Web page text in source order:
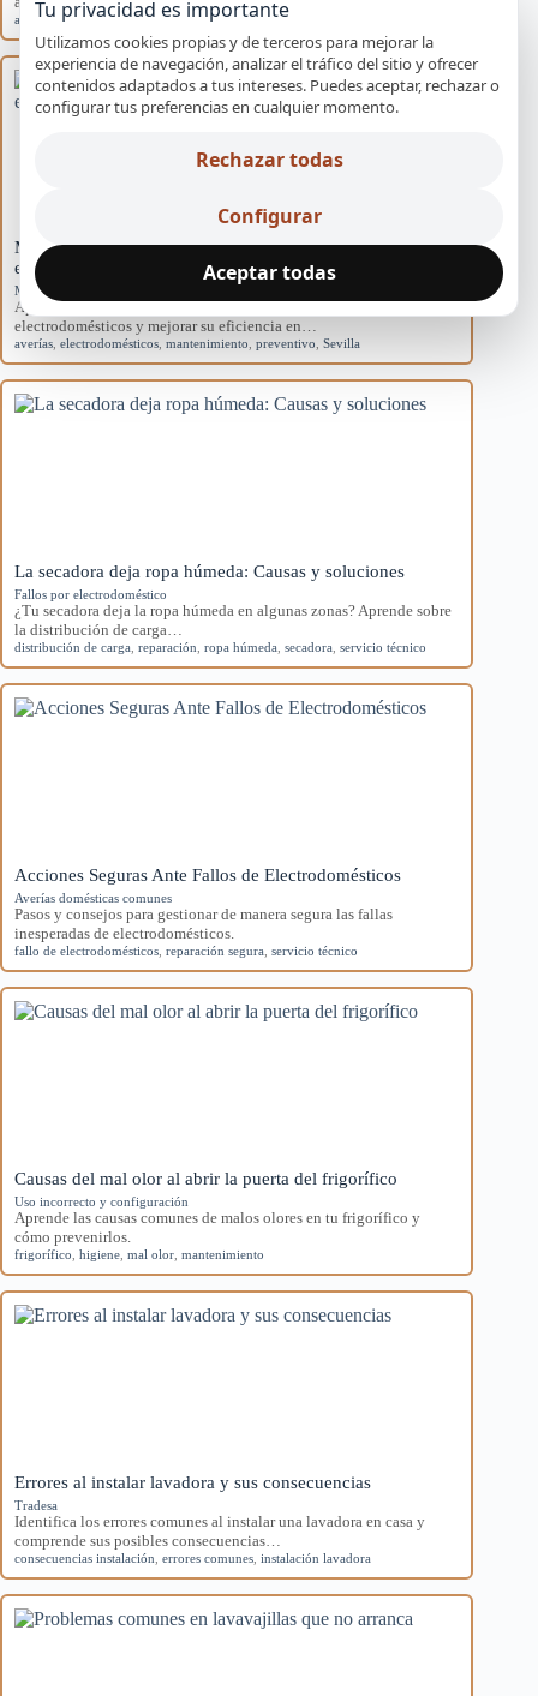
aire acondicionado,causas ,eficiencia,mantenimiento
Mantenimiento básico para evitar averías en
electrodomésticos
Mantenimiento preventivo
Aprende rutinas de mantenimiento para prevenir averías en tus
electrodomésticos y mejorar su eficiencia en…
averías electrodomésticos mantenimiento preventivo Sevilla
La secadora deja ropa húmeda: Causas y soluciones
Fallos por electrodoméstico
¿Tu secadora deja la ropa húmeda en algunas zonas? Aprende sobre
la distribución de carga…
distribución de carga reparación ropa húmeda secadora servicio técnico
Acciones Seguras Ante Fallos de Electrodomésticos
Averías domésticas comunes
Pasos y consejos para gestionar de manera segura las fallas
inesperadas de electrodomésticos.
fallo de electrodomésticos reparación segura servicio técnico
Causas del mal olor al abrir la puerta del frigorífico
Uso incorrecto y configuración
Aprende las causas comunes de malos olores en tu frigorífico y
cómo prevenirlos.
frigorífico higiene mal olor mantenimiento
Errores al instalar lavadora y sus consecuencias
Tradesa
Identifica los errores comunes al instalar una lavadora en casa y
comprende sus posibles consecuencias…
consecuencias instalación errores comunes instalación lavadora
Tu privacidad es importante
Utilizamos cookies propias y de terceros para mejorar la
experiencia de navegación, analizar el tráfico del sitio y ofrecer
contenidos adaptados a tus intereses. Puedes aceptar, rechazar o
configurar tus preferencias en cualquier momento.
Rechazar todas
Configurar
Aceptar todas